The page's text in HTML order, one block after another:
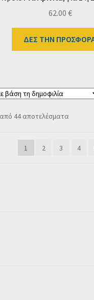
62.00 €
ΔΕΣ ΤΗΝ
44 αποτελέσματαSorted
1
2 3 4